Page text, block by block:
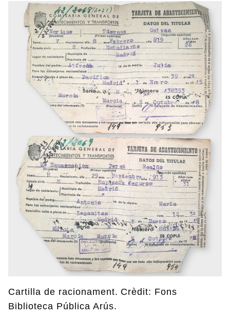
Cartilla de racionament. Crèdit: Fons
Biblioteca Pública Arús.